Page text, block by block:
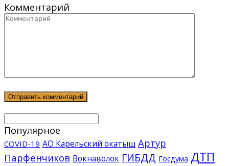
Комментарий
Популярное
COVID-19 АО Карельский окатыш Артур
Парфенчиков Вокнаволок ГИБДД Госдума ДТП